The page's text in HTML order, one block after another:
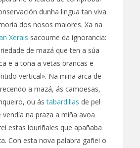
dunha lingua tan viva
dos nosos maiores. Xa na
Xerais sacoume da ignorancia:
de mazá que ten a súa
e a tona a vetas brancas e
vertical». Na miña arca de
a mazá, ás camoesas,
ou ástabardillas de pel
na praza a miña avoa
estas louriñales que apañaba
Con esta nova palabra gañei o